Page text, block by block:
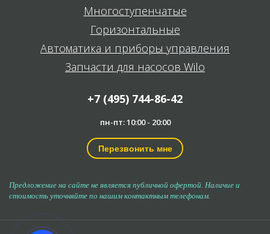
Многоступенчатые
Горизонтальные
Автоматика и приборы управления
Запчасти для насосов Wilo
+7 (495) 744-86-42
пн-пт: 10:00 - 20:00
Перезвонить мне
Предложение на сайте не является публичной офертой. Наличие и
стоимость уточняйте по нашим контактным телефонам.